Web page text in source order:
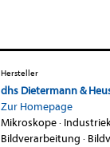
Hersteller
dhs Dietermann &
Zur Homepage
Mikroskope·
Bildverarbeitung ·